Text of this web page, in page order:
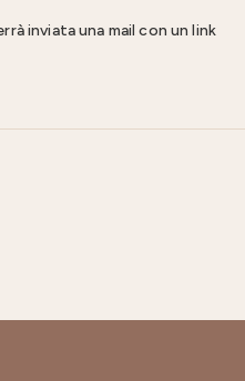
inviata una mail con un link